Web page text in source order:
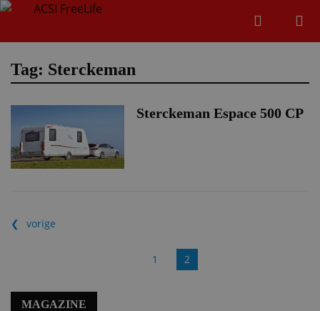
Zoeken
Tag: Sterckeman
Sterckeman Espace 500 CP
vorige
1 2
MAGAZINE